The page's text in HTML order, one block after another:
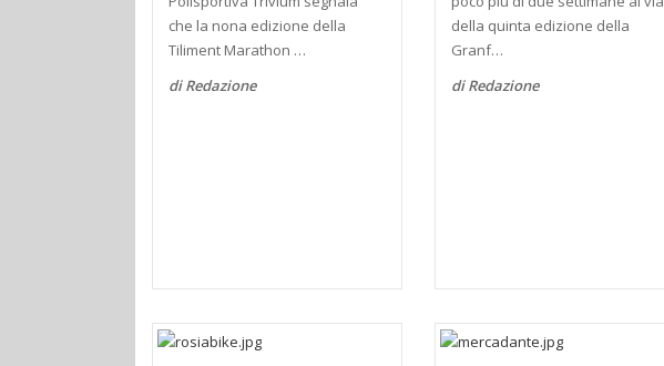
che la nona edizione della
Tiliment Marathon …
di Redazione
della quinta edizione della
Granf…
di Redazione